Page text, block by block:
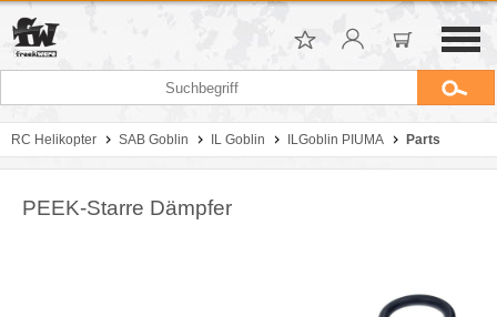
RC Helikopter SAB Goblin IL Goblin ILGoblin PIUMA Parts
PEEK-Starre Dämpfer